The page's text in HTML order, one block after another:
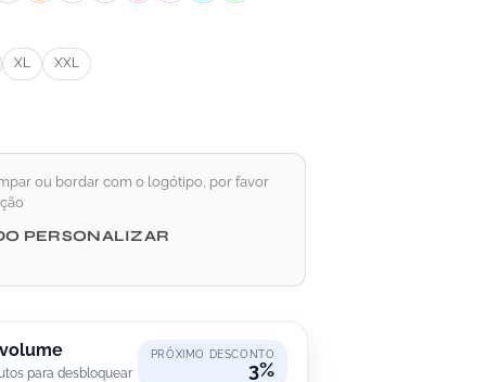
XL XXL
ou bordar com o logótipo, por favor
PERSONALIZAR
para desbloquear
PRÓXIMO DESCONTO
3%